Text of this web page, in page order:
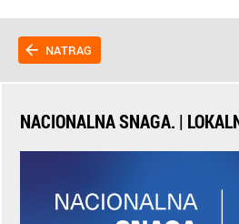
NATRAG
NACIONALNA SNAGA. |